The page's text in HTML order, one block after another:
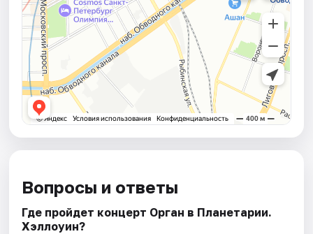
Вопросы и ответы
Где пройдет концерт Орган в Планетарии.
Хэллоуин?